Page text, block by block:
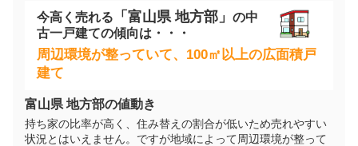
今高く売れる 「 富山県地方部」 の中
古一戸建ての傾向は・・・
周辺環境が整っていて、100㎡以上の広面積戸
建て
富山県 地方部の値動き
持ち家の比率が高く、住み替えの割合が低いため売れやすい
状況とはいえません。ですが地域によって周辺環境が整って